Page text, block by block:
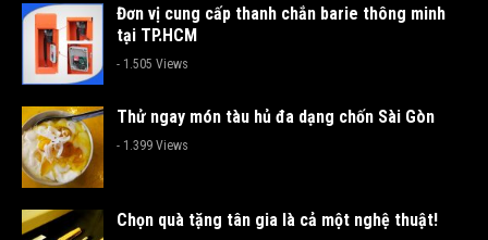
Đơn vị cung cấp thanh chắn barie thông minh
tại TP.HCM
- 1.505 Views
Thử ngay món tàu hủ đa dạng chốn Sài Gòn
- 1.399 Views
Chọn quà tặng tân gia là cả một nghệ thuật!